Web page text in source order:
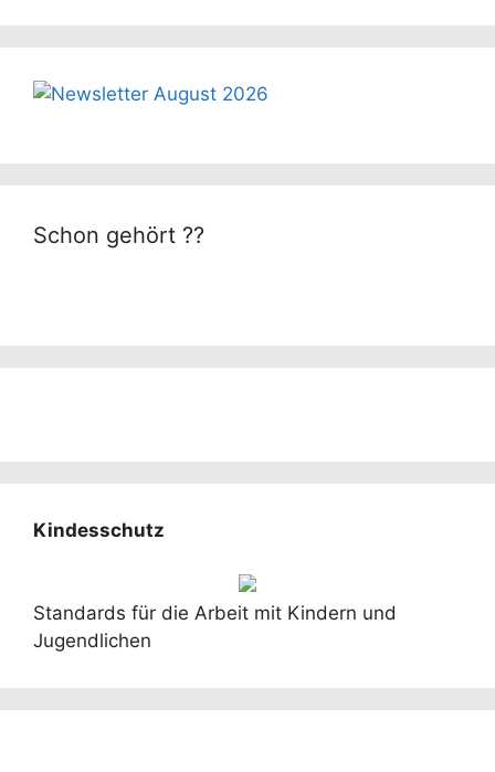
Schon gehört ??
Kindesschutz
Standards für die Arbeit mit Kindern und
Jugendlichen